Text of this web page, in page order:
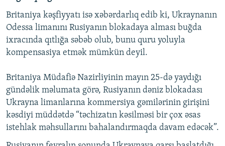
Britaniya kəşfiyyatı isə xəbərdarlıq edib ki, Ukraynanın
Odessa limanını Rusiyanın blokadaya alması buğda
ixracında qıtlığa səbəb olub, bunu quru yoluyla
kompensasiya etmək mümkün deyil.
Britaniya Müdafiə Nazirliyinin mayın 25-də yaydığı
gündəlik məlumata görə, Rusiyanın dəniz blokadası
Ukrayna limanlarına kommersiya gəmilərinin girişini
kəsdiyi müddətdə “təchizatın kəsilməsi bir çox əsas
istehlak məhsullarını bahalandırmaqda davam edəcək”.